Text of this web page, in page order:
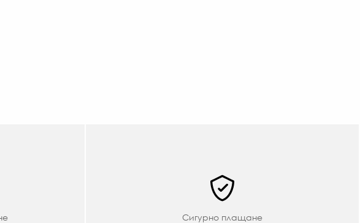
Сигурно плащане